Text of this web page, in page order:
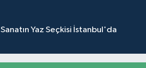
Sanatın Yaz Seçkisi İstanbul'da